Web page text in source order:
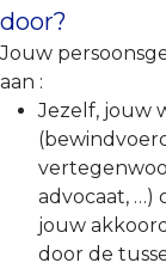
door?
Jouw
aan :
Jezelf, jouw
advocaat, …)
jouw
door de